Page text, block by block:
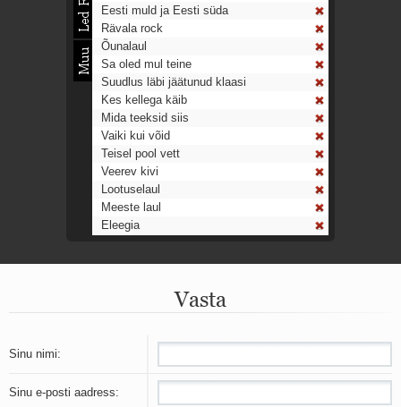
Eesti muld ja Eesti süda
Rävala rock
Õunalaul
Sa oled mul teine
Suudlus läbi jäätunud klaasi
Kes kellega käib
Mida teeksid siis
Vaiki kui võid
Teisel pool vett
Veerev kivi
Lootuselaul
Meeste laul
Eleegia
Ahtumine
Mu isamaa on minu arm
Ih-ih-hii ja ah-ah-haa
Päikeselapsed
Vasta
Sinu nimi:
Sinu e-posti aadress: